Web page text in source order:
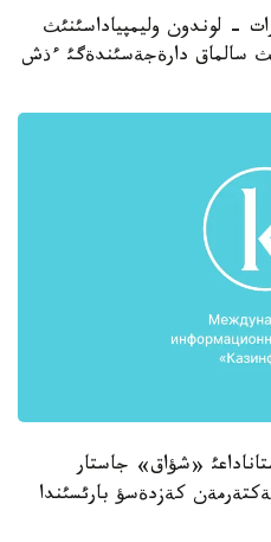
- لوندون وليمپياداسئنئث
سالماق دارةجةسئندةگئ ءذش
«شؤاق» جاستار
كةزدةسؤ بارئسئندا